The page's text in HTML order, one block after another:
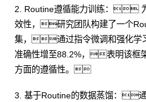
2. Routine遵循能力训练：
效性，研究团队构建了一个
集，通过指令微调和强化学
准确性增至88.2%，表明该框
方面的遵循性。
3. 基于Routine的数据蒸馏：